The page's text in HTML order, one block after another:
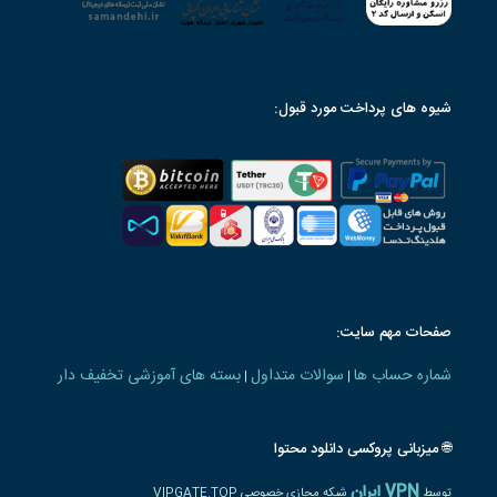
شیوه های پرداخت مورد قبول:
صفحات مهم سایت:
شماره حساب ها | سوالات متداول | بسته های آموزشی تخفیف دار
🌐 میزبانی پروکسی دانلود محتوا